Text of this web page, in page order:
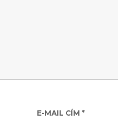
E-MAIL CÍM*